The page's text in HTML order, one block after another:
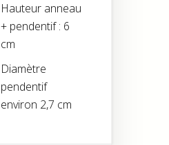
Hauteur anneau
+ pendentif : 6
cm
Diamètre
pendentif
environ 2,7 cm